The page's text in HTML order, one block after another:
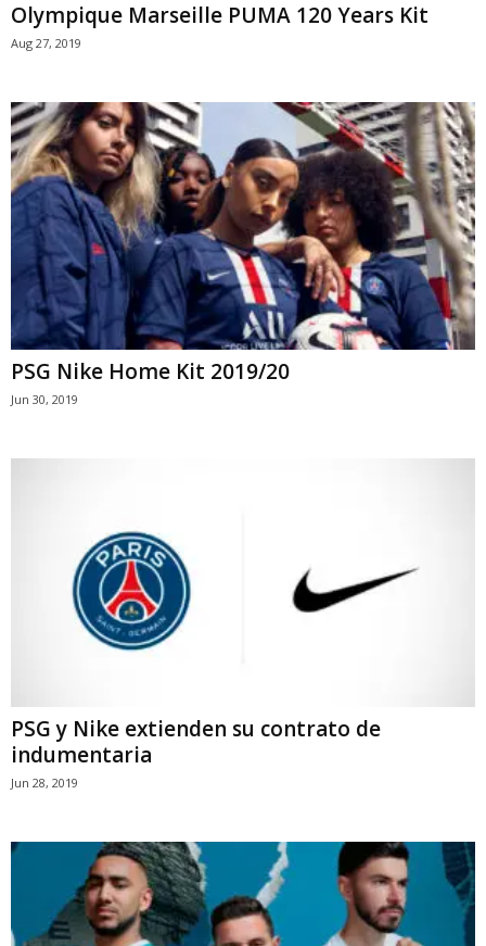
Olympique Marseille PUMA 120 Years Kit
Aug 27, 2019
PSG Nike Home Kit 2019/20
Jun 30, 2019
PSG y Nike extienden su contrato de
indumentaria
Jun 28, 2019